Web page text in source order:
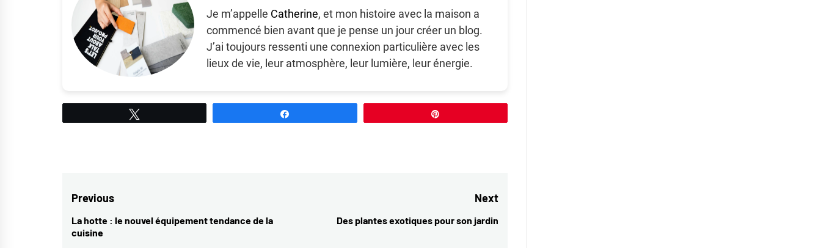
Je m’appelle Catherine, et mon histoire avec la maison a
commencé bien avant que je pense un jour créer un blog.
J’ai toujours ressenti une connexion particulière avec les
lieux de vie, leur atmosphère, leur lumière, leur énergie.
Navigation
de
Previous
Previous
post:
La hotte : le nouvel équipement tendance de la
cuisine
Next
Next
Des plantes exotiques pour son jardin